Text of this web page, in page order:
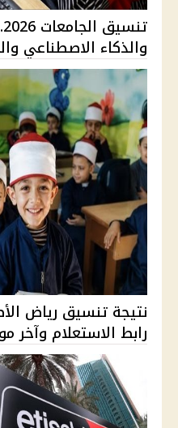
والذكاء الاصطناعي
نتيجة تنسيق رياض
رابط الاستعلام وآخر